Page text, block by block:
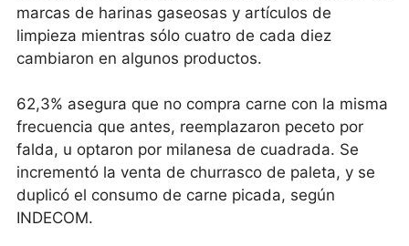
marcas de harinas gaseosas y artículos de
limpieza mientras sólo cuatro de cada diez
cambiaron en algunos productos.
62,3% asegura que no compra carne con la misma
frecuencia que antes, reemplazaron peceto por
falda, u optaron por milanesa de cuadrada. Se
incrementó la venta de churrasco de paleta, y se
duplicó el consumo de carne picada, según
INDECOM.